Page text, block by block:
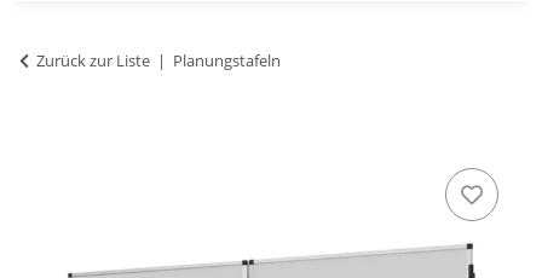
Zurück zur Liste Planungstafeln